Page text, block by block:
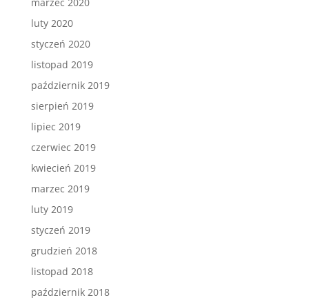
luty 2020
styczeń 2020
listopad 2019
październik 2019
sierpień 2019
lipiec 2019
czerwiec 2019
kwiecień 2019
marzec 2019
luty 2019
styczeń 2019
grudzień 2018
listopad 2018
październik 2018